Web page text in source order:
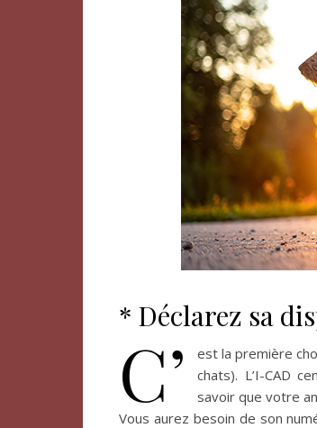
* Déclarez sa
C’ est la première
chats). L’I-CAD
savoir que votre
Vous aurez besoin de son